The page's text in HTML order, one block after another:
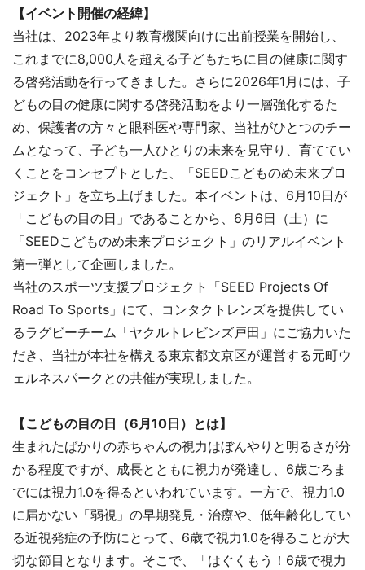
【イベント開催の経緯】
当社は、2023年より教育機関向けに出前授業を開始し、
これまでに8,000人を超える子どもたちに目の健康に関す
る啓発活動を行ってきました。さらに2026年1月には、子
どもの目の健康に関する啓発活動をより一層強化するた
め、保護者の方々と眼科医や専門家、当社がひとつのチー
ムとなって、子ども一人ひとりの未来を見守り、育ててい
くことをコンセプトとした、「SEEDこどものめ未来プロ
ジェクト」を立ち上げました。本イベントは、6月10日が
「こどもの目の日」であることから、6月6日（土）に
「SEEDこどものめ未来プロジェクト」のリアルイベント
第一弾として企画しました。
当社のスポーツ支援プロジェクト「SEED Projects Of
Road To Sports」にて、コンタクトレンズを提供してい
るラグビーチーム「ヤクルトレビンズ戸田」にご協力いた
だき、当社が本社を構える東京都文京区が運営する元町ウ
ェルネスパークとの共催が実現しました。
【こどもの目の日（6月10日）とは】
生まれたばかりの赤ちゃんの視力はぼんやりと明るさが分
かる程度ですが、成長とともに視力が発達し、6歳ごろま
でには視力1.0を得るといわれています。一方で、視力1.0
に届かない「弱視」の早期発見・治療や、低年齢化してい
る近視発症の予防にとって、6歳で視力1.0を得ることが大
切な節目となります。そこで、「はぐくもう！6歳で視力